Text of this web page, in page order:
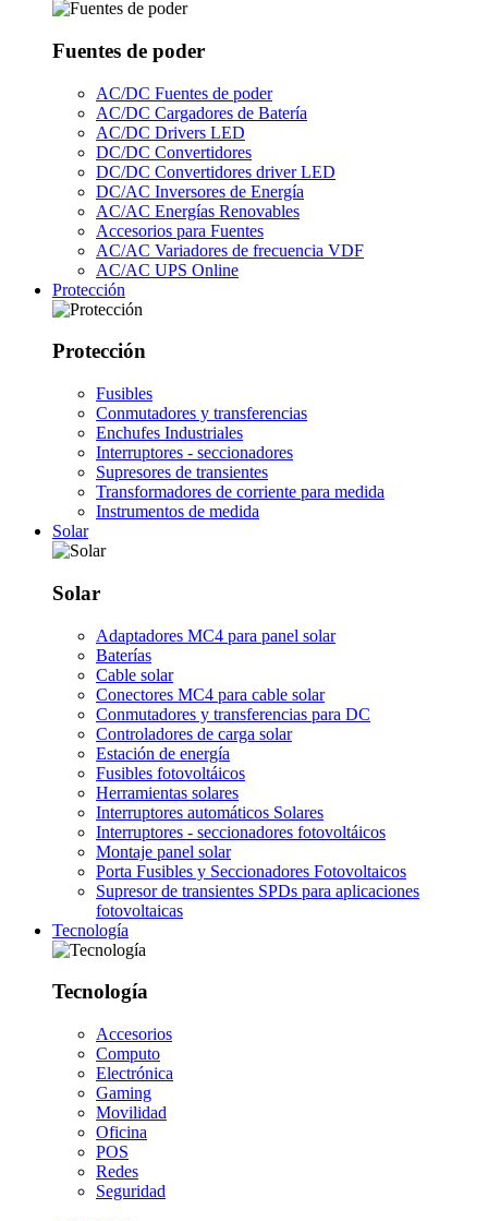
Fuentes de poder
AC/DC Fuentes de poder
AC/DC Cargadores de Batería
AC/DC Drivers LED
DC/DC Convertidores
DC/DC Convertidores driver LED
DC/AC Inversores de Energía
AC/AC Energías Renovables
Accesorios para Fuentes
AC/AC Variadores de frecuencia VDF
AC/AC UPS Online
Protección
Protección
Fusibles
Conmutadores y transferencias
Enchufes Industriales
Interruptores - seccionadores
Supresores de transientes
Transformadores de corriente para medida
Instrumentos de medida
Solar
Solar
Adaptadores MC4 para panel solar
Baterías
Cable solar
Conectores MC4 para cable solar
Conmutadores y transferencias para DC
Controladores de carga solar
Estación de energía
Fusibles fotovoltáicos
Herramientas solares
Interruptores automáticos Solares
Interruptores - seccionadores fotovoltáicos
Montaje panel solar
Porta Fusibles y Seccionadores Fotovoltaicos
Supresor de transientes SPDs para aplicaciones
fotovoltaicas
Tecnología
Tecnología
Accesorios
Computo
Electrónica
Gaming
Movilidad
Oficina
POS
Redes
Seguridad